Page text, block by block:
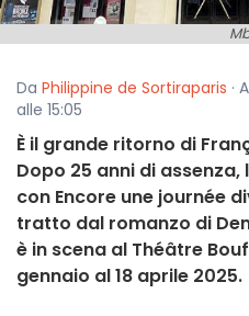
Da Philippine de Sortiraparis ·
alle 15:05
È il grande ritorno di
Dopo 25 anni di
con Encore une journée
tratto dal romanzo di
è in scena al Théâtre
gennaio al 18 aprile 2025.